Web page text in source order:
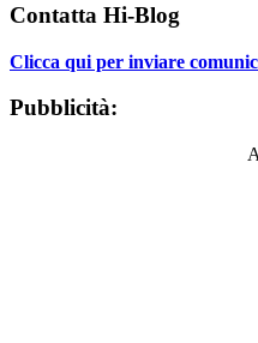
Contatta Hi-Blog
Clicca qui per inviare
Pubblicità: